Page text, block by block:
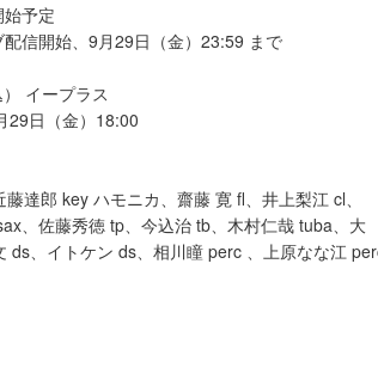
始予定
信開始、9月29日（金）23:59 まで
イープラス
29日（金）18:00
達郎 key ハモニカ、齋藤 寛 fl、井上梨江 cl、
、佐藤秀徳 tp、今込治 tb、木村仁哉 tuba、大
ds、イトケン ds、相川瞳 perc 、上原なな江